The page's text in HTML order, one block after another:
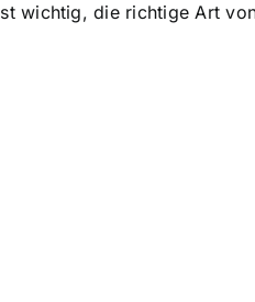
wichtig, die richtige Art